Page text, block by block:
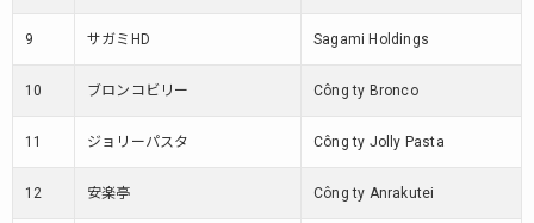
9 サガミHD Sagami Holdings
10 ブロンコビリー Công ty Bronco
11 ジョリーパスタ Công ty Jolly Pasta
12 安楽亭 Công ty Anrakutei